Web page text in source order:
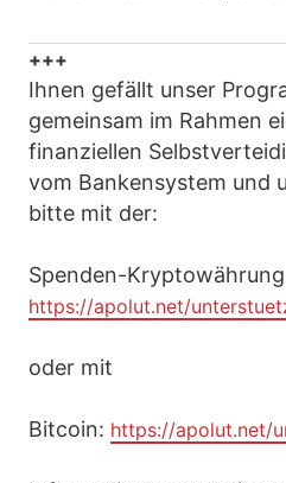
+++
Ihnen gefällt unser
gemeinsam im Rahmen
finanziellen
vom Bankensystem und
bitte mit der:
Spenden-Kryptowährung
https://apolut.net/
oder mit
Bitcoin: https://apolut.net/